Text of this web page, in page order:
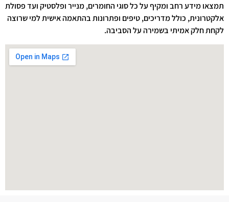
תמצאו מידע רחב ומקיף על כל סוגי החומרים, מנייר ופלסטיק ועד פסולת
אלקטרונית, כולל מדריכים, טיפים ופתרונות בהתאמה אישית למי שרוצה
לקחת חלק אמיתי בשמירה על הסביבה.